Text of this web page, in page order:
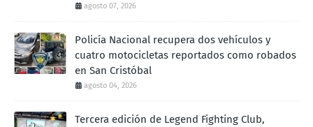
agosto 07, 2026
Policía Nacional recupera dos vehículos y
cuatro motocicletas reportados como robados
en San Cristóbal
agosto 04, 2026
Tercera edición de Legend Fighting Club,